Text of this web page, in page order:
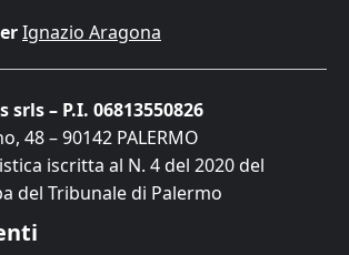
Ignazio Aragona
– P.I. 06813550826
48 – 90142 PALERMO
iscritta al N. 4 del 2020 del
del Tribunale di Palermo